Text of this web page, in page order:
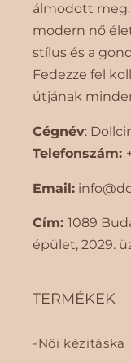
álmodott
modern nő
stílus és a
Fedezze fel
útjának
Cégnév:
Telefonszám:
Email:
Cím: 1089
épület, 2029.
TERMÉKEK
Női kézitáska